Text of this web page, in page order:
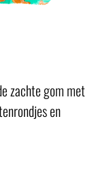
zachte gom met
en